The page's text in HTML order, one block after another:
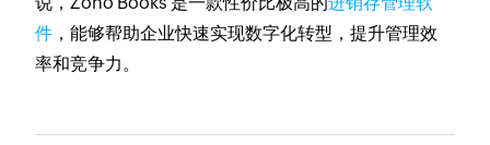
件 ，能够帮助企业快速实现数字化转型，提升管理效
率和竞争力。